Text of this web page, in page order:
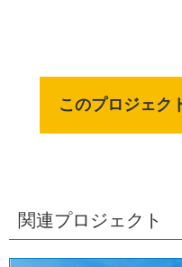
このプロジェク
関連プロジェクト